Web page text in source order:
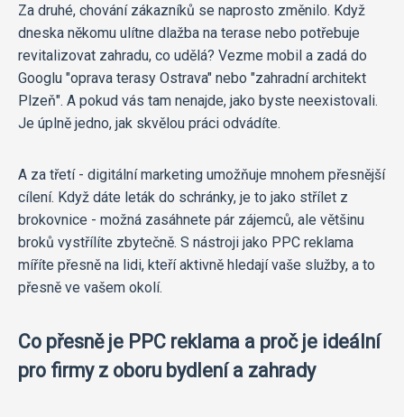
Za druhé, chování zákazníků se naprosto změnilo. Když
dneska někomu ulítne dlažba na terase nebo potřebuje
revitalizovat zahradu, co udělá? Vezme mobil a zadá do
Googlu "oprava terasy Ostrava" nebo "zahradní architekt
Plzeň". A pokud vás tam nenajde, jako byste neexistovali.
Je úplně jedno, jak skvělou práci odvádíte.
A za třetí - digitální marketing umožňuje mnohem přesnější
cílení. Když dáte leták do schránky, je to jako střílet z
brokovnice - možná zasáhnete pár zájemců, ale většinu
broků vystřílíte zbytečně. S nástroji jako PPC reklama
míříte přesně na lidi, kteří aktivně hledají vaše služby, a to
přesně ve vašem okolí.
Co přesně je PPC reklama a proč je ideální
pro firmy z oboru bydlení a zahrady